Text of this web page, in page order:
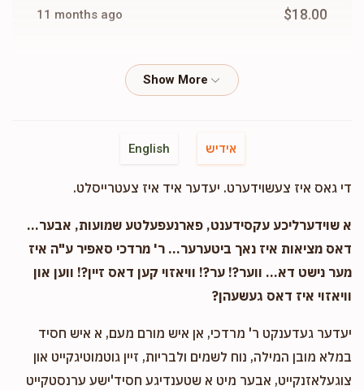
11 months ago $18.00
Breindy Geller
English אידיש
די גאס איז צעשוידערט. יעדער איד איז צעטרייסלט.
א שוידערליכע עקסידענט, פארנעפעלטע שמועות, אבער...
דאס מציאות איז נאך ביטערער... ר' מרדכי סאפיר ע"ה איז
מער נישט דא... ווער?! ער?! וויאזוי קען דאס זיין?! ווען און
וויאזוי איז דאס געשעהן?
יעדער געדענקט ר' מרדכי, אן איש מורם מעם, א איש חסיד
במלא מובן המילה, נוח לשמים ולבריות, זיין גוטמוטיגקייט און
צוגעלאזנקייט, אבער מיט א שטענדיגע חסיד'ישע ערנסטקייט